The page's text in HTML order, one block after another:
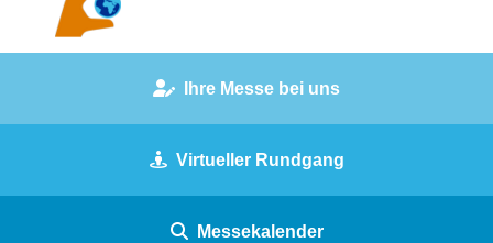
Ihre Messe bei uns
Virtueller Rundgang
Messekalender